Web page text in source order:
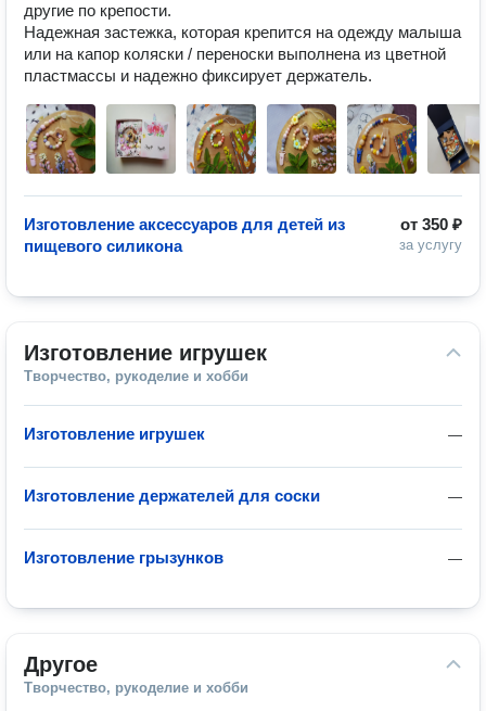
другие по крепости.
Надежная застежка, которая крепится на одежду малыша
или на капор коляски / переноски выполнена из цветной
пластмассы и надежно фиксирует держатель.
от 350 ₽
за услугу
Изготовление аксессуаров для детей из
пищевого силикона
Изготовление игрушек
Творчество, рукоделие и хобби
—
Изготовление игрушек
—
Изготовление держателей для соски
—
Изготовление грызунков
Другое
Творчество, рукоделие и хобби